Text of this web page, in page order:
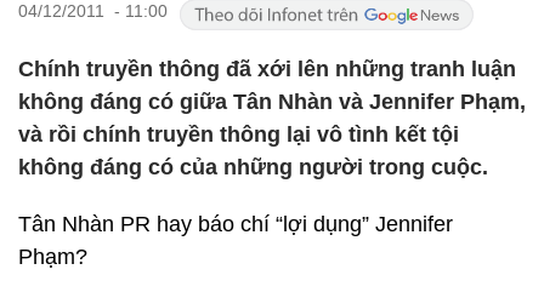
04/12/2011 - 11:00
Chính truyền thông đã xới lên những tranh luận
không đáng có giữa Tân Nhàn và Jennifer Phạm,
và rồi chính truyền thông lại vô tình kết tội
không đáng có của những người trong cuộc.
Tân Nhàn PR hay báo chí “lợi dụng” Jennifer
Phạm?